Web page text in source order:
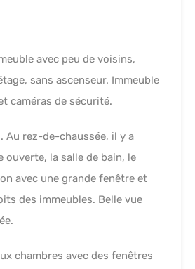
avec peu de voisins,
sans ascenseur. Immeuble
caméras de sécurité.
Au rez-de-chaussée, il y a
ouverte, la salle de bain, le
avec une grande fenêtre et
des immeubles. Belle vue
chambres avec des fenêtres